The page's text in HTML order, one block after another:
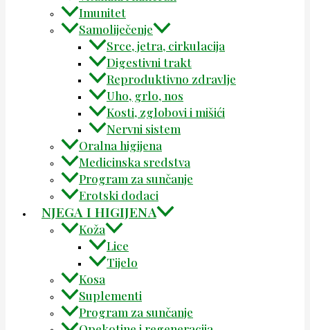
Imunitet
Samoliječenje
Srce, jetra, cirkulacija
Digestivni trakt
Reproduktivno zdravlje
Uho, grlo, nos
Kosti, zglobovi i mišići
Nervni sistem
Oralna higijena
Medicinska sredstva
Program za sunčanje
Erotski dodaci
NJEGA I HIGIJENA
Koža
Lice
Tijelo
Kosa
Suplementi
Program za sunčanje